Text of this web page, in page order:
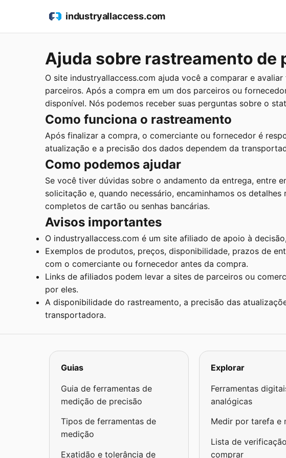
industryallaccess.com
Ajuda sobre rastreamento de
O site industryallaccess.com ajuda você a comparar e
parceiros. Após a compra em um dos parceiros ou
disponível. Nós podemos receber suas perguntas sobre o
Como funciona o rastreamento
Após finalizar a compra, o comerciante ou fornecedor é
atualização e a precisão dos dados dependem da
Como podemos ajudar
Se você tiver dúvidas sobre o andamento da entrega, entre
solicitação e, quando necessário, encaminhamos os
completos de cartão ou senhas bancárias.
Avisos importantes
O industryallaccess.com é um site afiliado de apoio à
Exemplos de produtos, preços, disponibilidade, prazos de
com o comerciante ou fornecedor antes da compra.
Links de afiliados podem levar a sites de parceiros ou
por eles.
A disponibilidade do rastreamento, a precisão das
transportadora.
Guias
Guia de ferramentas de
medição de precisão
Tipos de ferramentas de
medição
Exatidão e tolerância de
Explorar
Ferramentas
analógicas
Medir por tarefa e
Lista de
comprar